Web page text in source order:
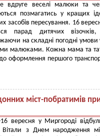
вдруге веселі малюки та
позмагатись у кращих
засобів пересування. 16
парад дитячих
на складні погодні умови
малюками. Кожна мама та
оформлення першого
міст-побратимів
16 вересня у Миргороді
Вітали з Днем народження